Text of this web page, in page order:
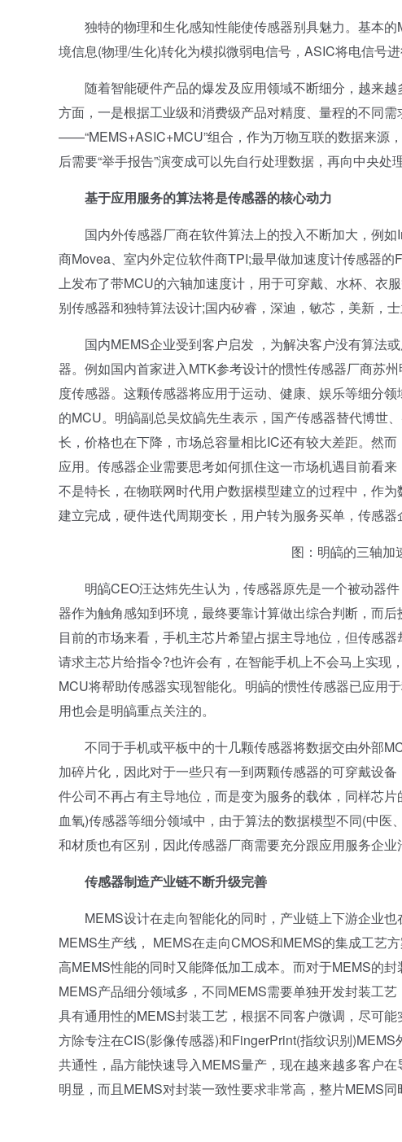
独特的物理和生化感知性能使传感器别具魅力。基本的
境信息(物理/生化)转化为模拟微弱电信号，ASIC将电信号
随着智能硬件产品的爆发及应用领域不断细分，越来越
方面，一是根据工业级和消费级产品对精度、量程的不同
——“MEMS+ASIC+MCU”组合，作为万物互联的数据来源
后需要“举手报告”演变成可以先自行处理数据，再向中央处
基于应用服务的算法将是传感器的核心动力
国内外传感器厂商在软件算法上的投入不断加大，例如
商Movea、室内外定位软件商TPI;最早做加速度计传感器
上发布了带MCU的六轴加速度计，用于可穿戴、水杯、衣
别传感器和独特算法设计;国内矽睿，深迪，敏芯，美新，
国内MEMS企业受到客户启发 ，为解决客户没有算法
器。例如国内首家进入MTK参考设计的惯性传感器厂商苏
度传感器。这颗传感器将应用于运动、健康、娱乐等细分
的MCU。明皜副总吴炆皜先生表示，国产传感器替代博世
长，价格也在下降，市场总容量相比IC还有较大差距。然
应用。传感器企业需要思考如何抓住这一市场机遇目前看
不是特长，在物联网时代用户数据模型建立的过程中，作
建立完成，硬件迭代周期变长，用户转为服务买单，传感器
图：明皜的三轴加
明皜CEO汪达炜先生认为，传感器原先是一个被动器件
器作为触角感知到环境，最终要靠计算做出综合判断，而
目前的市场来看，手机主芯片希望占据主导地位，但传感
请求主芯片给指令?也许会有，在智能手机上不会马上实现
MCU将帮助传感器实现智能化。明皜的惯性传感器已应用
用也会是明皜重点关注的。
不同于手机或平板中的十几颗传感器将数据交由外部
加碎片化，因此对于一些只有一到两颗传感器的可穿戴设
件公司不再占有主导地位，而是变为服务的载体，同样芯
血氧)传感器等细分领域中，由于算法的数据模型不同(中
和材质也有区别，因此传感器厂商需要充分跟应用服务企业
传感器制造产业链不断升级完善
MEMS设计在走向智能化的同时，产业链上下游企业也
MEMS生产线， MEMS在走向CMOS和MEMS的集成工艺
高MEMS性能的同时又能降低加工成本。而对于MEMS的
MEMS产品细分领域多，不同MEMS需要单独开发封装工
具有通用性的MEMS封装工艺，根据不同客户微调，尽可
方除专注在CIS(影像传感器)和FingerPrint(指纹识别
共通性，晶方能快速导入MEMS量产，现在越来越多客户
明显，而且MEMS对封装一致性要求非常高，整片MEMS同